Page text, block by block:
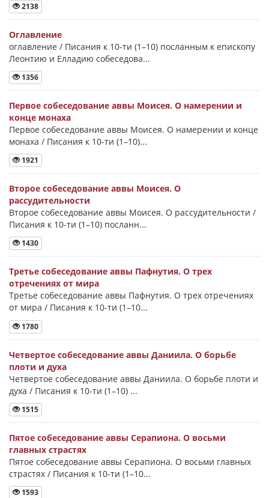
2138
Оглавление
оглавление / Писания к 10-ти (1–10) посланным к епископу
Леонтию и Елладию собеседова...
1356
Первое собеседование аввы Моисея. О намерении и
конце монаха
Первое собеседование аввы Моисея. О намерении и конце
монаха / Писания к 10-ти (1–10)...
1921
Второе собеседование аввы Моисея. О
рассудительности
Второе собеседование аввы Моисея. О рассудительности /
Писания к 10-ти (1–10) посланн...
1430
Третье собеседование аввы Пафнутия. О трех
отречениях от мира
Третье собеседование аввы Пафнутия. О трех отречениях
от мира / Писания к 10-ти (1–10...
1780
Четвертое собеседование аввы Даниила. О борьбе
плоти и духа
Четвертое собеседование аввы Даниила. О борьбе плоти и
духа / Писания к 10-ти (1–10) ...
1515
Пятое собеседование аввы Серапиона. О восьми
главных страстях
Пятое собеседование аввы Серапиона. О восьми главных
страстях / Писания к 10-ти (1–10...
1593